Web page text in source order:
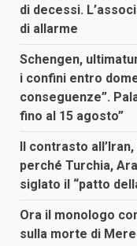
di decessi.
di allarme
Schengen,
i confini entro
conseguenze”.
fino al 15 agosto”
Il contrasto
perché Turchia,
siglato il “patto
Ora il monologo
sulla morte di